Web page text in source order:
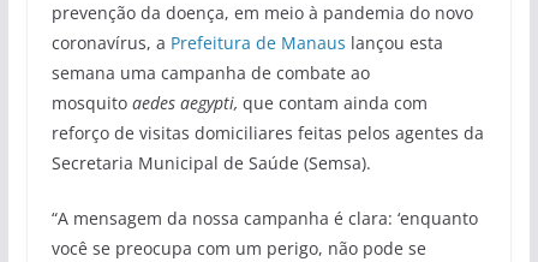
prevenção da doença, em meio à pandemia do novo
coronavírus, a Prefeitura de Manaus lançou esta
semana uma campanha de combate ao
mosquito aedes aegypti, que contam ainda com
reforço de visitas domiciliares feitas pelos agentes da
Secretaria Municipal de Saúde (Semsa).
“A mensagem da nossa campanha é clara: ‘enquanto
você se preocupa com um perigo, não pode se